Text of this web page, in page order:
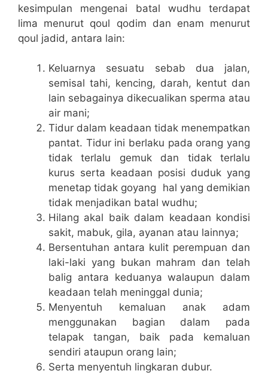
kesimpulan mengenai batal wudhu terdapat
lima menurut qoul qodim dan enam menurut
qoul jadid, antara lain:
Keluarnya sesuatu sebab dua jalan,
semisal tahi, kencing, darah, kentut dan
lain sebagainya dikecualikan sperma atau
air mani;
Tidur dalam keadaan tidak menempatkan
pantat. Tidur ini berlaku pada orang yang
tidak terlalu gemuk dan tidak terlalu
kurus serta keadaan posisi duduk yang
menetap tidak goyang hal yang demikian
tidak menjadikan batal wudhu;
Hilang akal baik dalam keadaan kondisi
sakit, mabuk, gila, ayanan atau lainnya;
Bersentuhan antara kulit perempuan dan
laki-laki yang bukan mahram dan telah
balig antara keduanya walaupun dalam
keadaan telah meninggal dunia;
Menyentuh kemaluan anak adam
menggunakan bagian dalam pada
telapak tangan, baik pada kemaluan
sendiri ataupun orang lain;
Serta menyentuh lingkaran dubur.